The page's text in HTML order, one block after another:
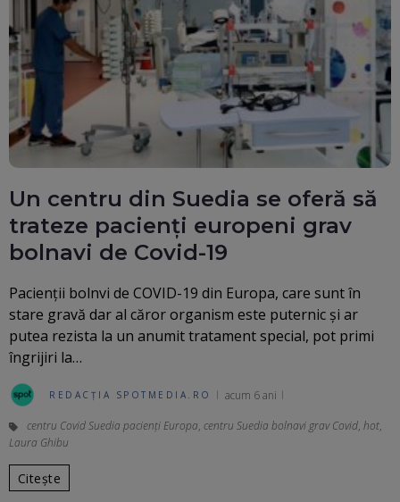
Un centru din Suedia se oferă să
trateze pacienți europeni grav
bolnavi de Covid-19
Pacienții bolnvi de COVID-19 din Europa, care sunt în
stare gravă dar al căror organism este puternic și ar
putea rezista la un anumit tratament special, pot primi
îngrijiri la…
REDACȚIA SPOTMEDIA.RO acum 6 ani
centru Covid Suedia pacienți Europa, centru Suedia bolnavi grav Covid, hot,
Laura Ghibu
Citește